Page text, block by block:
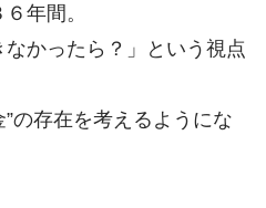
年間。
なかったら？」という視点
の存在を考えるようにな